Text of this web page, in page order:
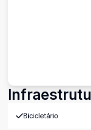
Bicicletário